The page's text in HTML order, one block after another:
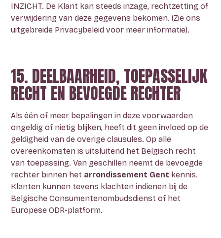
INZICHT. De Klant kan steeds inzage, rechtzetting of
verwijdering van deze gegevens bekomen. (Zie ons
uitgebreide Privacybeleid voor meer informatie).
15. DEELBAARHEID, TOEPASSELIJK
RECHT EN BEVOEGDE RECHTER
Als één of meer bepalingen in deze voorwaarden
ongeldig of nietig blijken, heeft dit geen invloed op de
geldigheid van de overige clausules. Op alle
overeenkomsten is uitsluitend het Belgisch recht
van toepassing. Van geschillen neemt de bevoegde
rechter binnen het arrondissement Gent kennis.
Klanten kunnen tevens klachten indienen bij de
Belgische Consumentenombudsdienst of het
Europese ODR-platform.